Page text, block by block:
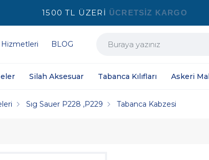
1500 TL ÜZERİ ÜCRETSİZ KARGO
BLOG
Silah Aksesuar Tabanca Kılıfları Askeri
Sıg Sauer P228 ,P229 Tabanca Kabzesi